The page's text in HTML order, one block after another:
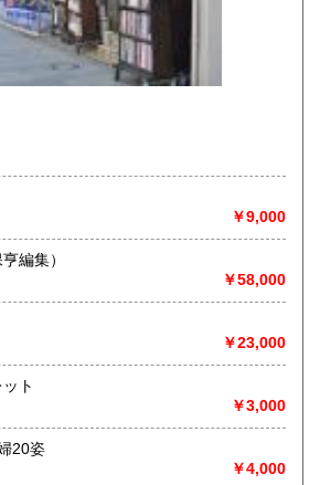
徒歩3分 神保町駅より徒歩5分
不定休
、古文書、書画幅、版画、肉筆原稿
致しております
味、外国書、古書一般（その他）
築、茶道、和本、古文書、書画幅、浮
￥9,000
（真保亨編集）
￥58,000
￥23,000
ナレット
￥3,000
20姿
￥4,000